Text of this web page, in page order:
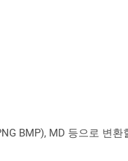
BMP), MD 등으로 변